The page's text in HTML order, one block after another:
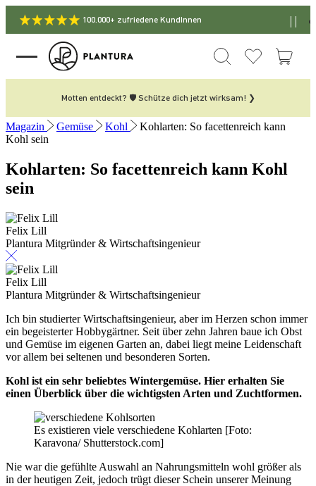
100.000+ zufriedene KundInnen
Motten entdeckt? 🛡️ Schütze dich jetzt wirksam! ❯
Magazin Gemüse Kohl
Kohlarten: So facettenreich kann
Kohl sein
Kohlarten: So facettenreich kann Kohl
sein
Felix Lill
Plantura Mitgründer & Wirtschaftsingenieur
Felix Lill
Plantura Mitgründer & Wirtschaftsingenieur
Ich bin studierter Wirtschaftsingenieur, aber im Herzen schon immer
ein begeisterter Hobbygärtner. Seit über zehn Jahren baue ich Obst
und Gemüse im eigenen Garten an, dabei liegt meine Leidenschaft
vor allem bei seltenen und besonderen Sorten.
Kohl ist ein sehr beliebtes Wintergemüse. Hier erhalten Sie
einen Überblick über die wichtigsten Arten und Zuchtformen.
Es existieren viele verschiedene Kohlarten [Foto:
Karavona/ Shutterstock.com]
Nie war die gefühlte Auswahl an Nahrungsmitteln wohl größer als
in der heutigen Zeit, jedoch trügt dieser Schein unserer Meinung